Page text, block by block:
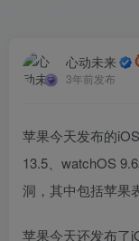
心动未来
3年前发布
苹果今天发布的
13.5、watchOS
洞，其中包括苹果
苹果今天还发布了